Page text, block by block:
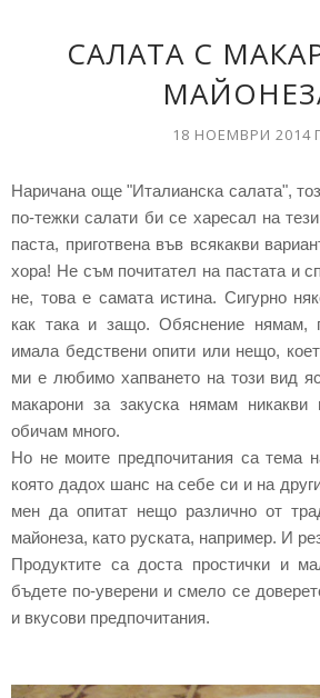
САЛАТА С
18 НОЕМВРИ 2014
Наричана още "Италианска салата",
по-тежки салати би се харесал на
паста, приготвена във всякакви
хора! Не съм почитател на пастата и
не, това е самата истина. Сигурно
как така и защо. Обяснение нямам,
имала бедствени опити или нещо,
ми е любимо хапването на този вид
макарони за закуска нямам никакви
обичам много.
Но не моите предпочитания са тема
която дадох шанс на себе си и на
мен да опитат нещо различно от
майонеза, като руската, например. И
Продуктите са доста простички и
бъдете по-уверени и смело се
и вкусови предпочитания.